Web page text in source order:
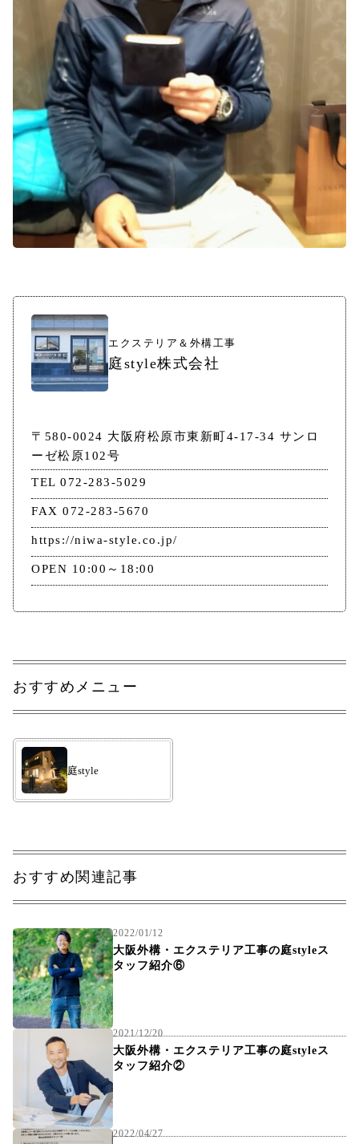
エクステリア＆外構工事
庭style株式会社
〒580-0024 大阪府松原市東新町4-17-34 サンロ
ーゼ松原102号
TEL 072-283-5029
FAX 072-283-5670
https://niwa-style.co.jp/
OPEN 10:00～18:00
おすすめメニュー
庭style
おすすめ関連記事
2022/01/12
大阪外構・エクステリア工事の庭styleス
タッフ紹介⑥
2021/12/20
大阪外構・エクステリア工事の庭styleス
タッフ紹介②
2022/04/27